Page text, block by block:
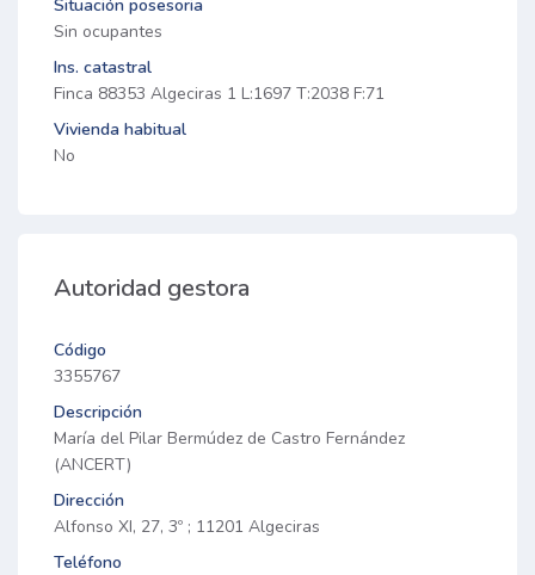
Situación posesoria
Sin ocupantes
Ins. catastral
Finca 88353 Algeciras 1 L:1697 T:2038 F:71
Vivienda habitual
No
Autoridad gestora
Código
3355767
Descripción
María del Pilar Bermúdez de Castro Fernández
(ANCERT)
Dirección
Alfonso XI, 27, 3º ; 11201 Algeciras
Teléfono